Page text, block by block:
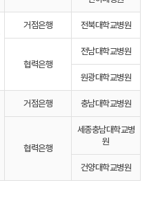
거점은행 전북대학교병원
협력은행
전남대학교병원
원광대학교병원
거점은행 충남대학교병원
협력은행
세종충남대학교병
원
건양대학교병원